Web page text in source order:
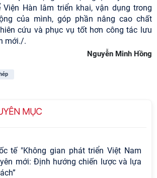
Hàn lâm triển khai, vận dụng trong
của mình, góp phần nâng cao chất
cứu và phục vụ tốt hơn công tác lưu
mới./.
Nguyễn Minh Hồng
MỤC
tế "Không gian phát triển Việt Nam
mới: Định hướng chiến lược và lựa